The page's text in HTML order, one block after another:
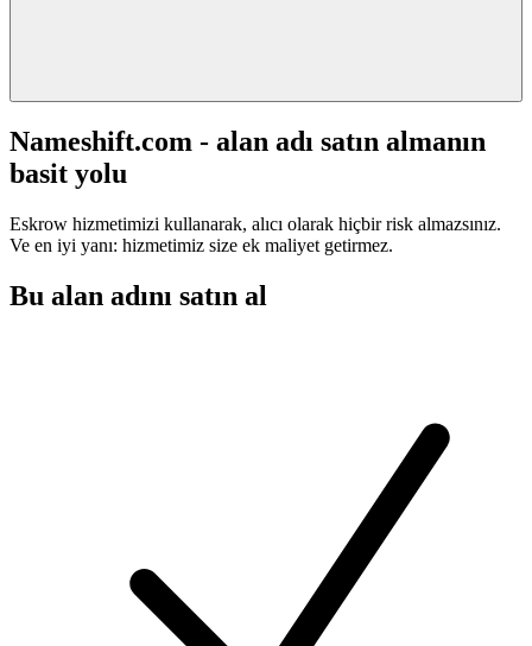
Nameshift.com - alan adı satın almanın
basit yolu
Eskrow hizmetimizi kullanarak, alıcı olarak hiçbir risk almazsınız.
Ve en iyi yanı: hizmetimiz size ek maliyet getirmez.
Bu alan adını satın al